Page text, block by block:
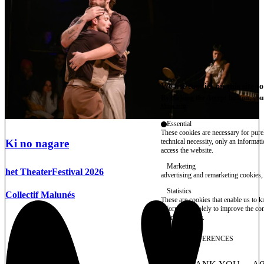
Ki no nagare
het TheaterFestival 2026
Collectif Malunés
We use cookies on this site
By clicking the Accept button,
Essential
These cookies are necessary for
technical necessity, only an
access the website.
Marketing
advertising and remarketing cookies,
Statistics
These are cookies that enable us to
information solely to improve the
their placement.
SAVE PREFERENCES